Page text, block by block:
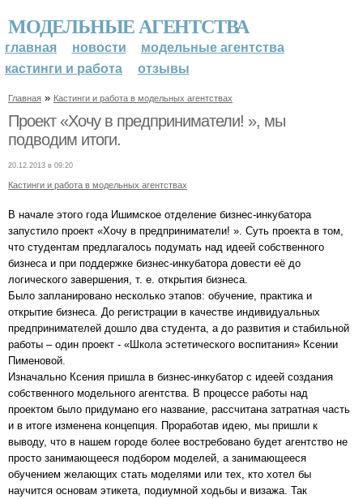
МОДЕЛЬНЫЕ АГЕНТСТВА
главная новости
модельные агентства
кастинги и работа
отзывы
Главная » Кастинги и работа в модельных агентствах
Проект «Хочу в предприниматели! », мы
подводим итоги.
20.12.2013 в 09:20
Кастинги и работа в модельных агентствах
В начале этого года Ишимское отделение бизнес-инкубатора
запустило проект «Хочу в предприниматели! ». Суть проекта в том,
что студентам предлагалось подумать над идеей собственного
бизнеса и при поддержке бизнес-инкубатора довести её до
логического завершения, т. е. открытия бизнеса.
Было запланировано несколько этапов: обучение, практика и
открытие бизнеса. До регистрации в качестве индивидуальных
предпринимателей дошло два студента, а до развития и стабильной
работы – один проект - «Школа эстетического воспитания» Ксении
Пименовой.
Изначально Ксения пришла в бизнес-инкубатор с идеей создания
собственного модельного агентства. В процессе работы над
проектом было придумано его название, рассчитана затратная часть
и в итоге изменена концепция. Проработав идею, мы пришли к
выводу, что в нашем городе более востребовано будет агентство не
просто занимающееся подбором моделей, а занимающееся
обучением желающих стать моделями или тех, кто хотел бы
научится основам этикета, подиумной ходьбы и визажа. Так